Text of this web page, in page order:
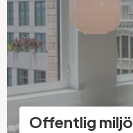
Offentlig miljö